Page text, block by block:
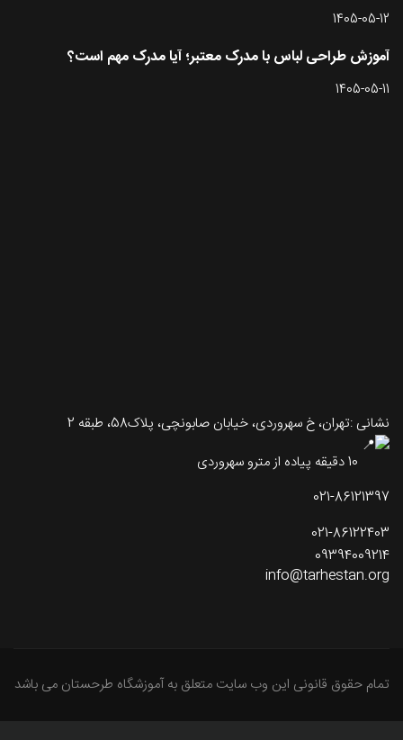
1405-05-12
آموزش طراحی لباس با مدرک معتبر؛ آیا مدرک مهم است؟
1405-05-11
نشانی :تهران، خ سهروردی، خیابان صابونچی، پلاک58، طبقه 2
021-86121397
021-86122403
09394009214
info@tarhestan.org
تمام حقوق قانونی این وب سایت متعلق به آموزشگاه طرحستان می باشد